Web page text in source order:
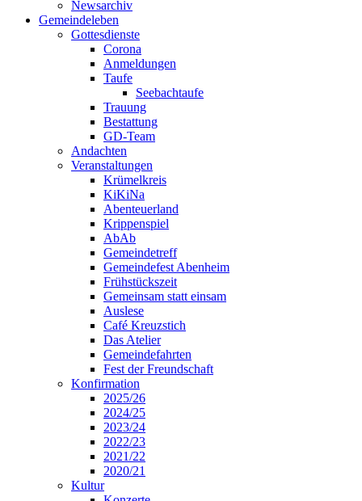
Newsarchiv
Gemeindeleben
Gottesdienste
Corona
Anmeldungen
Taufe
Seebachtaufe
Trauung
Bestattung
GD-Team
Andachten
Veranstaltungen
Krümelkreis
KiKiNa
Abenteuerland
Krippenspiel
AbAb
Gemeindetreff
Gemeindefest Abenheim
Frühstückszeit
Gemeinsam statt einsam
Auslese
Café Kreuzstich
Das Atelier
Gemeindefahrten
Fest der Freundschaft
Konfirmation
2025/26
2024/25
2023/24
2022/23
2021/22
2020/21
Kultur